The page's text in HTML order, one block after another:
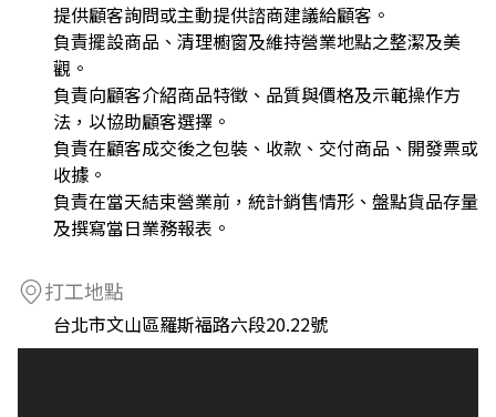
提供顧客詢問或主動提供諮商建議給顧客。
負責擺設商品、清理櫥窗及維持營業地點之整潔及美
觀。
負責向顧客介紹商品特徵、品質與價格及示範操作方
法，以協助顧客選擇。
負責在顧客成交後之包裝、收款、交付商品、開發票或
收據。
負責在當天結束營業前，統計銷售情形、盤點貨品存量
及撰寫當日業務報表。
打工地點
台北市文山區羅斯福路六段20.22號